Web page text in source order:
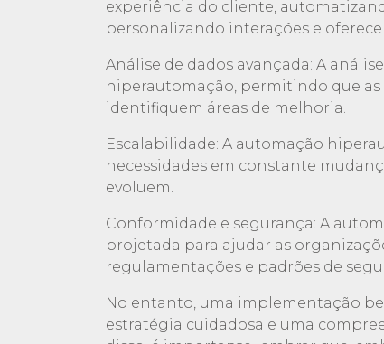
experiência do cliente,
personalizando interações e
Análise de dados avançada: A
hiperautomação, permitindo que
identifiquem áreas de melhoria.
Escalabilidade: A automação
necessidades em constante
evoluem.
Conformidade e segurança: A
projetada para ajudar as
regulamentações e padrões de
No entanto, uma implementação
estratégia cuidadosa e uma